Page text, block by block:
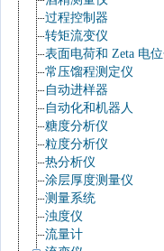
过程控制器
转矩流变仪
表面电荷和 Zeta 电位
常压馏程测定仪
自动进样器
自动化和机器人
糖度分析仪
粒度分析仪
热分析仪
涂层厚度测量仪
测量系统
浊度仪
流量计